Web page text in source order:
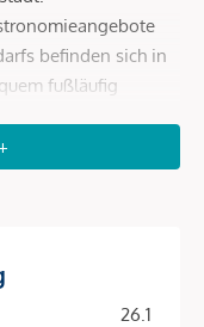
befinden sich in
fußläufig
der Augarten
hervorragende
26.1